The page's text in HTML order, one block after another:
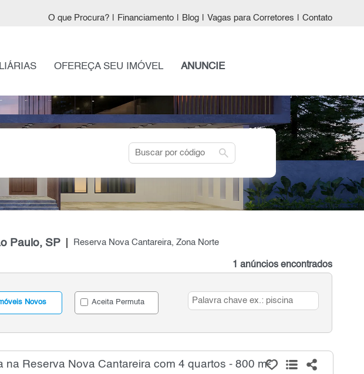
O que Procura? Financiamento Blog Vagas para Corretores Contato
OFEREÇA SEU IMÓVEL ANUNCIE
search
Paulo, SP Reserva Nova Cantareira, Zona Norte
1 anúncios encontrados
Novos Aceita Permuta
Reserva Nova Cantareira com 4 quartos - 800 m²